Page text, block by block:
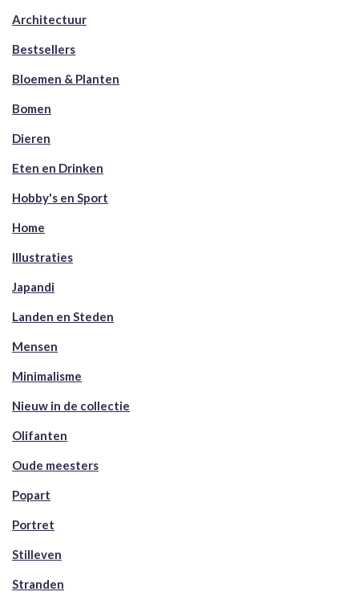
Architectuur
Bestsellers
Bloemen & Planten
Bomen
Dieren
Eten en Drinken
Hobby's en Sport
Home
Illustraties
Japandi
Landen en Steden
Mensen
Minimalisme
Nieuw in de collectie
Olifanten
Oude meesters
Popart
Portret
Stilleven
Stranden